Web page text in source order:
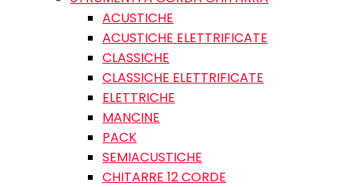
ACUSTICHE
ACUSTICHE ELETTRIFICATE
CLASSICHE
CLASSICHE ELETTRIFICATE
ELETTRICHE
MANCINE
PACK
SEMIACUSTICHE
CHITARRE 12 CORDE